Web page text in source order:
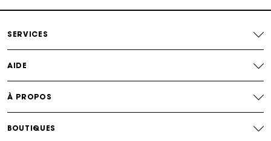
SERVICES
AIDE
À PROPOS
BOUTIQUES